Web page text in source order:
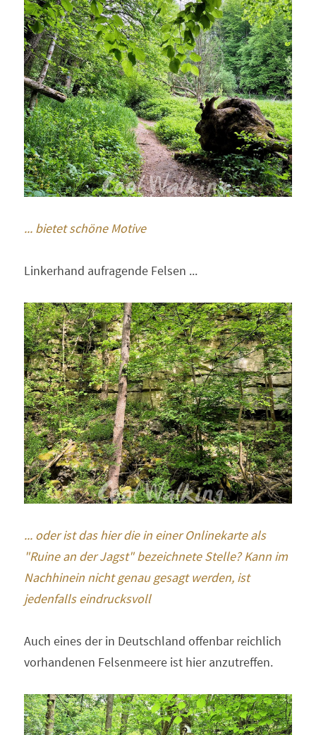
... bietet schöne Motive
Linkerhand aufragende Felsen ...
... oder ist das hier die in einer Onlinekarte als
"Ruine an der Jagst" bezeichnete Stelle? Kann im
Nachhinein nicht genau gesagt werden, ist
jedenfalls eindrucksvoll
Auch eines der in Deutschland offenbar reichlich
vorhandenen Felsenmeere ist hier anzutreffen.